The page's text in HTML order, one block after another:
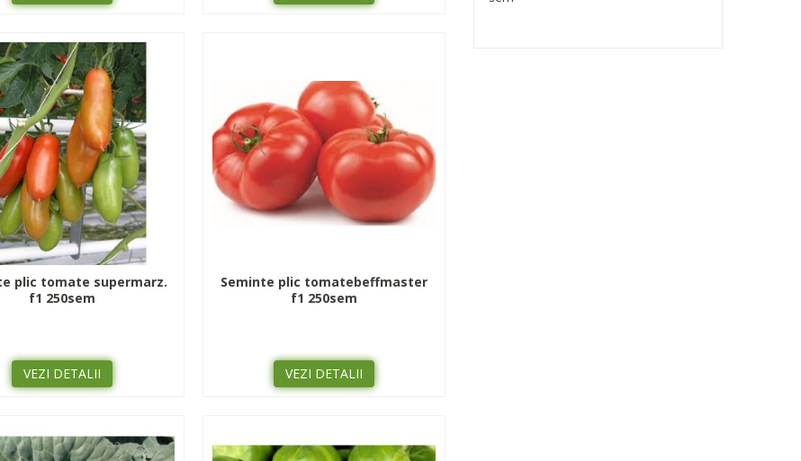
plic tomate supermarz.
f1 250sem
VEZI DETALII
Seminte plic tomatebeffmaster
f1 250sem
VEZI DETALII